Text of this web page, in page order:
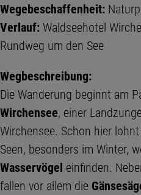
Wegebeschaffenheit:
Verlauf:Waldseehotel
Rundweg um den See
Wegbeschreibung:
Die Wanderung beginnt am
Wirchensee, einer
Wirchensee. Schon hier
Seen, besonders im Winter,
Wasservögel einfinden.
fallen vor allem die